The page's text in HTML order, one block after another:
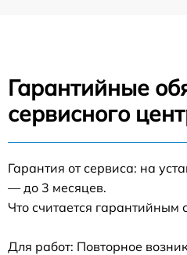
Гарантийные
сервисного
Гарантия от сервиса: на
— до 3 месяцев.
Что считается гарантийным
Для работ: Повторное